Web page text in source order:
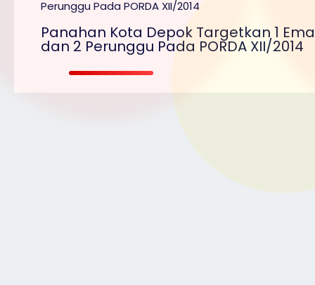
Panahan Kota Depok Targetkan 1
dan 2 Perunggu Pada PORDA XII/2014